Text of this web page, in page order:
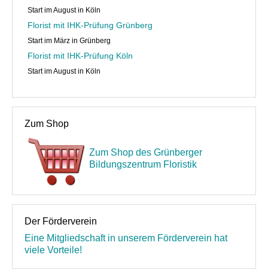
Start im August in Köln
Florist mit IHK-Prüfung Grünberg
Start im März in Grünberg
Florist mit IHK-Prüfung Köln
Start im August in Köln
Zum Shop
Zum Shop des Grünberger
Bildungszentrum Floristik
Der Förderverein
Eine Mitgliedschaft in unserem Förderverein hat
viele Vorteile!